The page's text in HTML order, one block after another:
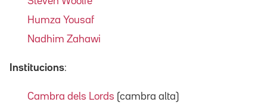
Humza Yousaf
Nadhim Zahawi
Institucions:
Cambra dels Lords (cambra alta)